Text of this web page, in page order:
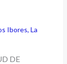
Ibores,La
DE